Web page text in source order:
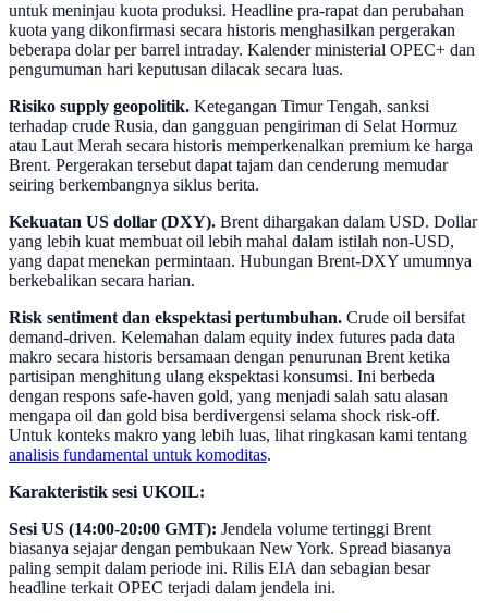
untuk meninjau kuota produksi. Headline pra-rapat dan perubahan
kuota yang dikonfirmasi secara historis menghasilkan pergerakan
beberapa dolar per barrel intraday. Kalender ministerial OPEC+ dan
pengumuman hari keputusan dilacak secara luas.
Risiko supply geopolitik. Ketegangan Timur Tengah, sanksi
terhadap crude Rusia, dan gangguan pengiriman di Selat Hormuz
atau Laut Merah secara historis memperkenalkan premium ke harga
Brent. Pergerakan tersebut dapat tajam dan cenderung memudar
seiring berkembangnya siklus berita.
Kekuatan US dollar (DXY). Brent dihargakan dalam USD. Dollar
yang lebih kuat membuat oil lebih mahal dalam istilah non-USD,
yang dapat menekan permintaan. Hubungan Brent-DXY umumnya
berkebalikan secara harian.
Risk sentiment dan ekspektasi pertumbuhan. Crude oil bersifat
demand-driven. Kelemahan dalam equity index futures pada data
makro secara historis bersamaan dengan penurunan Brent ketika
partisipan menghitung ulang ekspektasi konsumsi. Ini berbeda
dengan respons safe-haven gold, yang menjadi salah satu alasan
mengapa oil dan gold bisa berdivergensi selama shock risk-off.
Untuk konteks makro yang lebih luas, lihat ringkasan kami tentang
analisis fundamental untuk komoditas.
Karakteristik sesi UKOIL:
Sesi US (14:00-20:00 GMT): Jendela volume tertinggi Brent
biasanya sejajar dengan pembukaan New York. Spread biasanya
paling sempit dalam periode ini. Rilis EIA dan sebagian besar
headline terkait OPEC terjadi dalam jendela ini.